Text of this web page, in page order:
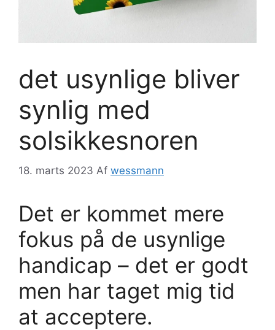
det usynlige bliver
synlig med
solsikkesnoren
18. marts 2023 Af wessmann
Det er kommet mere
fokus på de usynlige
handicap – det er godt
men har taget mig tid
at acceptere.